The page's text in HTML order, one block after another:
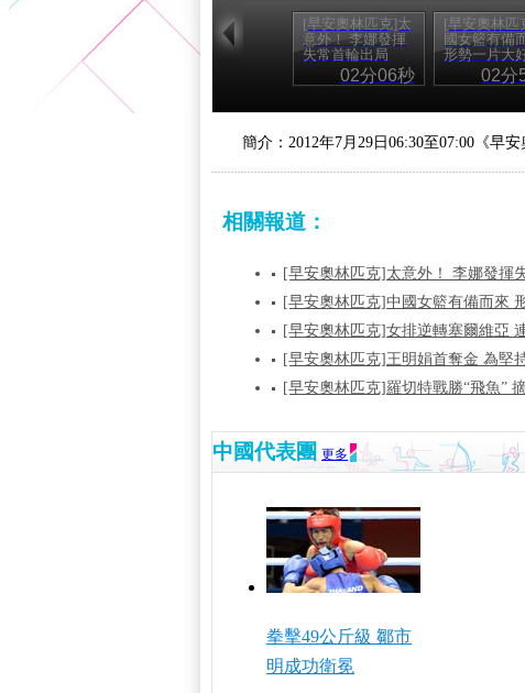
[早安奧林匹克]太
意外！ 李娜發揮
失常首輪出局
02分06秒
[早安奧林匹
國女籃有備
形勢一片大
02分
簡介：2012年7月29日06:30至07:00《早
相關報道：
[早安奧林匹克]太意外！ 李娜發揮
[早安奧林匹克]中國女籃有備而來
[早安奧林匹克]女排逆轉塞爾維亞
[早安奧林匹克]王明娟首奪金 為堅
[早安奧林匹克]羅切特戰勝“飛魚”
中國代表團 更多
拳擊49公斤級 鄒市
明成功衛冕